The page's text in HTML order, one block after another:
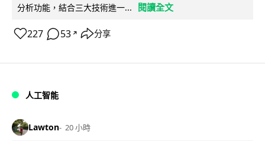
分析功能，結合三大技術進一...
閱讀全文
227 53 ↗ 分享
人工智能
Lawton 20 小時